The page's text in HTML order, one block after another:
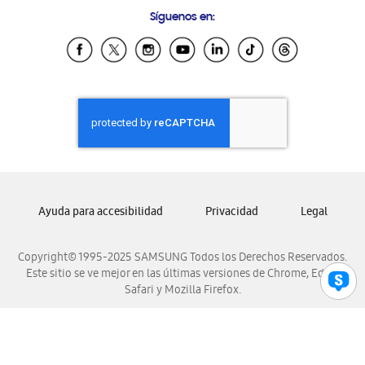
Samsung Ecuador
Samsung El Salvador
Samsung Honduras
Samsung Nicaragua
Samsung Panamá
Samsung Venezuela
Síguenos en:
Copyright© 1995-2025 SAMSUNG Todos los Derechos Reservados.
Este sitio se ve mejor en las últimas versiones de Chrome, Edge,
Safari y Mozilla Firefox.
Ayuda para accesibilidad Privacidad Legal